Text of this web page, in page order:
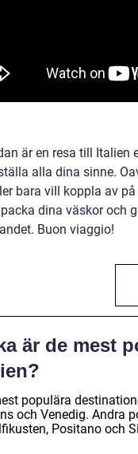
är en resa till Italien
alla dina sinne.
bara vill koppla av
dina väskor och
Buon viaggio!
är de mest
populära
och Venedig. Andra
Positano och